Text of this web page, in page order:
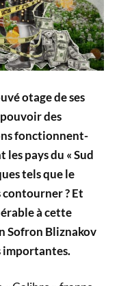
otage de ses
des
fonctionnent-
pays du « Sud
tels que le
contourner ? Et
à cette
Sofron Bliznakov
importantes.